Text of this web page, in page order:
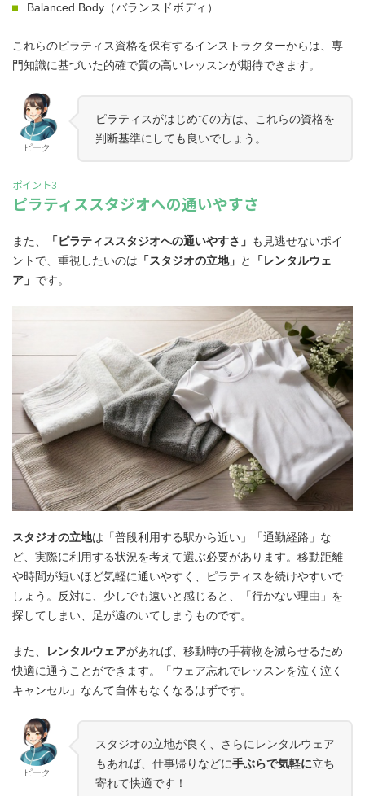
Balanced Body（バランスドボディ）
これらのピラティス資格を保有するインストラクターからは、専
門知識に基づいた的確で質の高いレッスンが期待できます。
ピーク
ピラティスがはじめての方は、これらの資格を
判断基準にしても良いでしょう。
ポイント3
ピラティススタジオへの通いやすさ
また、 「ピラティススタジオへの通いやすさ」 も見逃せないポイ
ントで、重視したいのは 「スタジオの立地」 と
「レンタルウェ
ア」 です。
スタジオの立地は「普段利用する駅から近い」「通勤経路」な
ど、実際に利用する状況を考えて選ぶ必要があります。移動距離
や時間が短いほど気軽に通いやすく、ピラティスを続けやすいで
しょう。反対に、少しでも遠いと感じると、「行かない理由」を
探してしまい、足が遠のいてしまうものです。
また、 レンタルウェアがあれば、移動時の手荷物を減らせるため
快適に通うことができます。「ウェア忘れでレッスンを泣く泣く
キャンセル」なんて自体もなくなるはずです。
ピーク
スタジオの立地が良く、さらにレンタルウェア
もあれば、仕事帰りなどに手ぶらで気軽に立ち
寄れて快適です！